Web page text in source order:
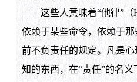
这些人意味着“他律”（
依赖于某些命令，依赖于
前不负责任的规定。凡是
知的东西，在“责任”的名